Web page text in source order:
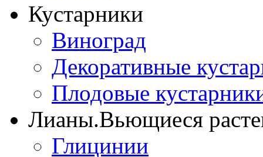
Кустарники
Виноград
Декоративные
Плодовые
Лианы.Вьющиеся
Глицинии